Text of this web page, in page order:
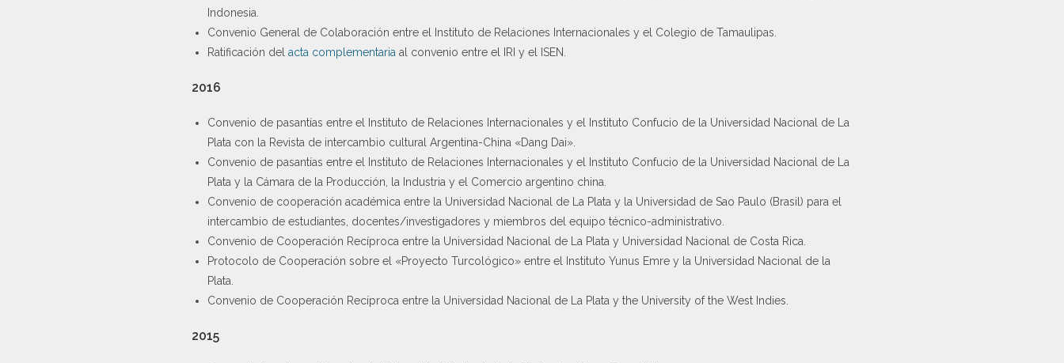
Indonesia.
Convenio General de Colaboración entre el Instituto de Relaciones Internacionales y el Colegio de Tamaulipas.
Ratificación del acta complementaria al convenio entre el IRI y el ISEN.
2016
Convenio de pasantías entre el Instituto de Relaciones Internacionales y el Instituto Confucio de la Universidad Nacional de La
Plata con la Revista de intercambio cultural Argentina-China «Dang Dai».
Convenio de pasantías entre el Instituto de Relaciones Internacionales y el Instituto Confucio de la Universidad Nacional de La
Plata y la Cámara de la Producción, la Industria y el Comercio argentino china.
Convenio de cooperación académica entre la Universidad Nacional de La Plata y la Universidad de Sao Paulo (Brasil) para el
intercambio de estudiantes, docentes/investigadores y miembros del equipo técnico-administrativo.
Convenio de Cooperación Recíproca entre la Universidad Nacional de La Plata y Universidad Nacional de Costa Rica.
Protocolo de Cooperación sobre el «Proyecto Turcológico» entre el Instituto Yunus Emre y la Universidad Nacional de la
Plata.
Convenio de Cooperación Recíproca entre la Universidad Nacional de La Plata y the University of the West Indies.
2015